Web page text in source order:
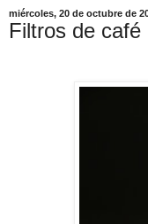
miércoles, 20 de octubre de
Filtros de café